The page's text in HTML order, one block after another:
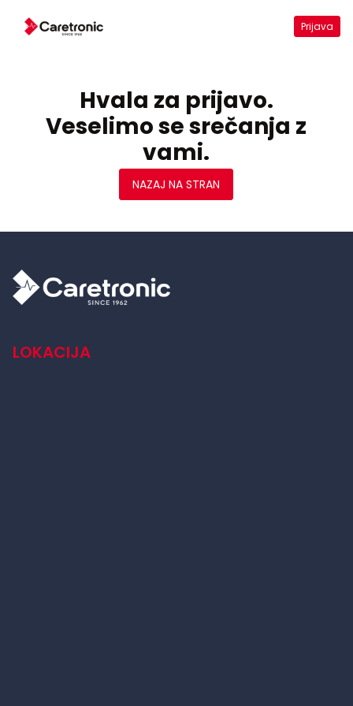
Prijava
Hvala za prijavo.
Veselimo se srečanja z
vami.
NAZAJ NA STRAN
LOKACIJA